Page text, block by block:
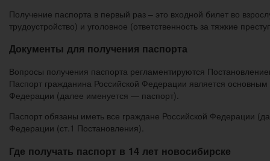
Получение паспорта в первый раз – это входной билет во
трудоустройство) и уголовное (ответственность за тяжкие
Документы для получения паспорта
Вопросы получения паспорта регламентируются
Паспорт гражданина Российской Федерации является
Федерации (далее именуется — паспорт).
Паспорт обязаны иметь все граждане Российской Федерации
Федерации (ст.1 Постановления).
Где получать паспорт в 14 лет новосибирске